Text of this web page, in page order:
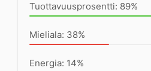
Tuottavuusprosentti: 89%
Mieliala: 38%
Energia: 14%